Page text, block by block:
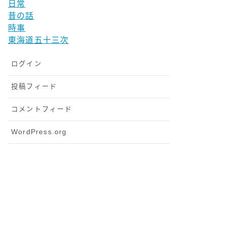
日常
昔の話
時事
東海道五十三次
ログイン
投稿フィード
コメントフィード
WordPress.org